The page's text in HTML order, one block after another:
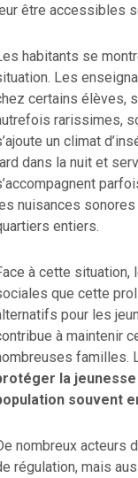
être accessibles
habitants se
Les
certains élèves,
rarissimes,
un climat
dans la nuit et
nuisances
entiers.
à cette
que cette
pour les
à maintenir
familles.
la
souvent
nombreux acteurs
régulation, mais